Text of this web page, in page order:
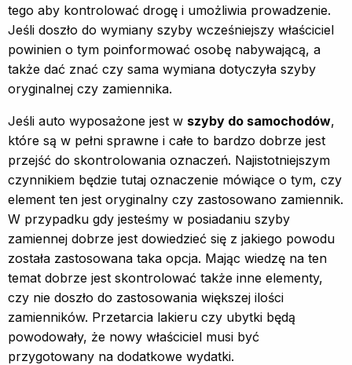
tego aby kontrolować drogę i umożliwia prowadzenie.
Jeśli doszło do wymiany szyby wcześniejszy właściciel
powinien o tym poinformować osobę nabywającą, a
także dać znać czy sama wymiana dotyczyła szyby
oryginalnej czy zamiennika.
Jeśli auto wyposażone jest w szyby do samochodów,
które są w pełni sprawne i całe to bardzo dobrze jest
przejść do skontrolowania oznaczeń. Najistotniejszym
czynnikiem będzie tutaj oznaczenie mówiące o tym, czy
element ten jest oryginalny czy zastosowano zamiennik.
W przypadku gdy jesteśmy w posiadaniu szyby
zamiennej dobrze jest dowiedzieć się z jakiego powodu
została zastosowana taka opcja. Mając wiedzę na ten
temat dobrze jest skontrolować także inne elementy,
czy nie doszło do zastosowania większej ilości
zamienników. Przetarcia lakieru czy ubytki będą
powodowały, że nowy właściciel musi być
przygotowany na dodatkowe wydatki.